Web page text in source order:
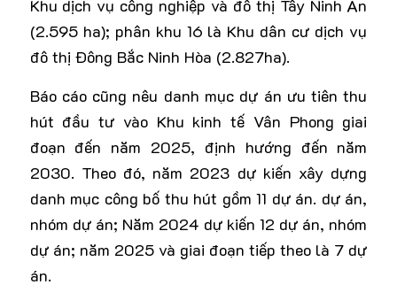
Khu dịch vụ công nghiệp và đô thị Tây Ninh An
(2.595 ha); phân khu 16 là Khu dân cư dịch vụ
đô thị Đông Bắc Ninh Hòa (2.827ha).
Báo cáo cũng nêu danh mục dự án ưu tiên thu
hút đầu tư vào Khu kinh tế Vân Phong giai
đoạn đến năm 2025, định hướng đến năm
2030. Theo đó, năm 2023 dự kiến xây dựng
danh mục công bố thu hút gồm 11 dự án. dự án,
nhóm dự án; Năm 2024 dự kiến 12 dự án, nhóm
dự án; năm 2025 và giai đoạn tiếp theo là 7 dự
án.